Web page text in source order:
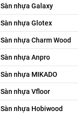
Sàn nhựa Galaxy
Sàn nhựa Glotex
Sàn nhựa Charm Wood
Sàn nhựa Anpro
Sàn nhựa MIKADO
Sàn nhựa Vfloor
Sàn nhựa Hobiwood